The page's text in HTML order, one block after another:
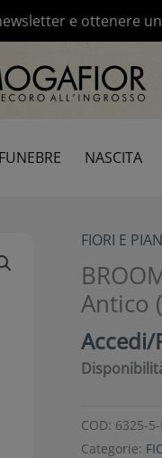
e ottenere
FUNEBRE NASCITA
FIORI E
Antico
Accedi/
COD: 6325-5-
Categorie: